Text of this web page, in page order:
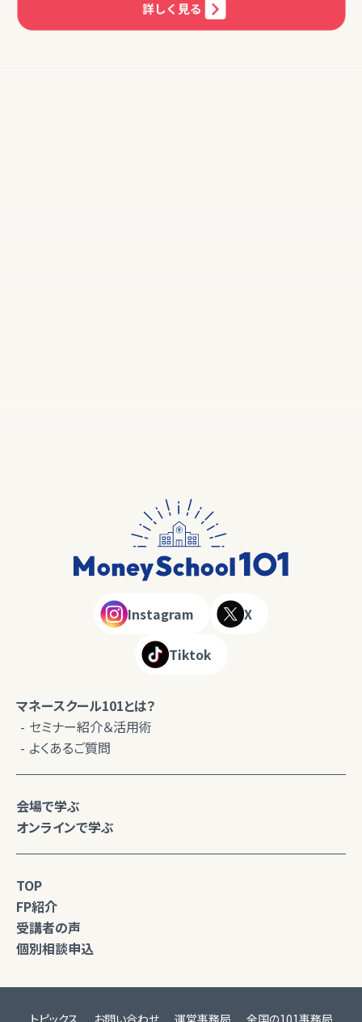
Instagram X
Tiktok
マネースクール101とは？
セミナー紹介＆活用術
よくあるご質問
会場で学ぶ
オンラインで学ぶ
TOP
FP紹介
受講者の声
個別相談申込
トピックス お問い合わせ 運営事務局 全国の101事務局